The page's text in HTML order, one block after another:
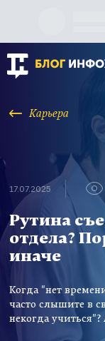
Карьера
17.07.2025
Рутина
отдела?
иначе
Когда "нет
часто слышите в
некогда